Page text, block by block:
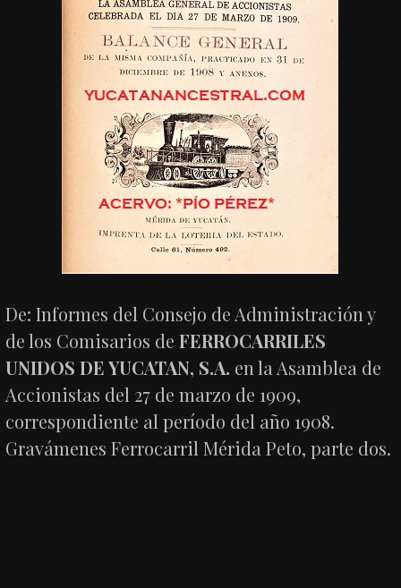
De: Informes del Consejo de Administración y
de los Comisarios deFERROCARRILES
UNIDOS DE YUCATAN, S.A. en la Asamblea de
Accionistas del 27 de marzo de 1909,
correspondiente al período del año 1908.
Gravámenes Ferrocarril Mérida Peto, parte dos.